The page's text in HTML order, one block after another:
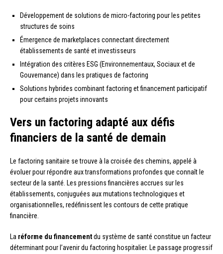
Développement de solutions de micro-factoring pour les petites
structures de soins
Émergence de marketplaces connectant directement
établissements de santé et investisseurs
Intégration des critères ESG (Environnementaux, Sociaux et de
Gouvernance) dans les pratiques de factoring
Solutions hybrides combinant factoring et financement participatif
pour certains projets innovants
Vers un factoring adapté aux défis
financiers de la santé de demain
Le factoring sanitaire se trouve à la croisée des chemins, appelé à
évoluer pour répondre aux transformations profondes que connaît le
secteur de la santé. Les pressions financières accrues sur les
établissements, conjuguées aux mutations technologiques et
organisationnelles, redéfinissent les contours de cette pratique
financière.
La réforme du financementdu système de santé constitue un facteur
déterminant pour l’avenir du factoring hospitalier. Le passage progressif